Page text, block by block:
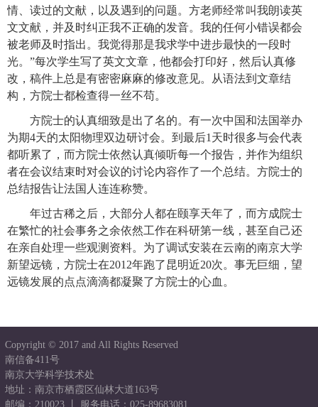
情、读过的文献，以及遇到的问题。方老师经常叫我朗读英
文文献，并及时纠正我不正确的发音。我的任何小错误都会
被老师及时指出。我觉得那是我求学中进步最快的一段时
光。”每次学生写了英文文章，他都会打印好，然后认真修
改，稿件上总是有密密麻麻的修改意见。从语法到文章结
构，方院士都检查得一丝不苟。
方院士的认真细致是出了名的。有一次中国和法国举办
为期4天的太阳物理双边研讨会。到最后1天时很多与会代表
都听累了，而方院士依然认真倾听每一个报告，并作为组织
者在会议结束时对会议的讨论内容作了一个总结。方院士的
总结报告让法国人连连称赞。
年过古稀之后，大部分人都在颐享天年了，而方成院士
在繁忙的社会事务之余依然工作在科研第一线，甚至自己还
在亲自处理一些观测资料。为了调试安装在云南的南京大学
新望远镜，方院士在2012年跑了昆明近20次。事无巨细，望
远镜发展的点点滴滴都凝聚了方院士的心血。
Copyright © 2017 and All Rights Reserved
南信备411号
南京大学科学技术处
地址：南京市栖霞区仙林大道163号
邮编：210023 丨 服务电话：025-89683081